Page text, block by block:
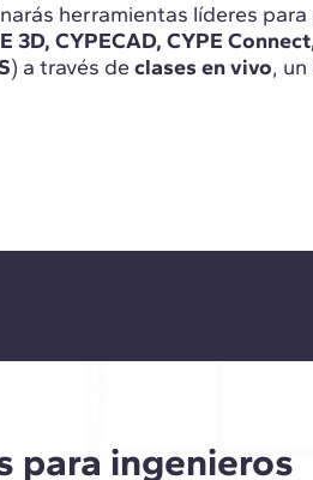
herramientas líderes
3D, CYPECAD, CYPE
) a través de clases en vivo,
para ingenieros